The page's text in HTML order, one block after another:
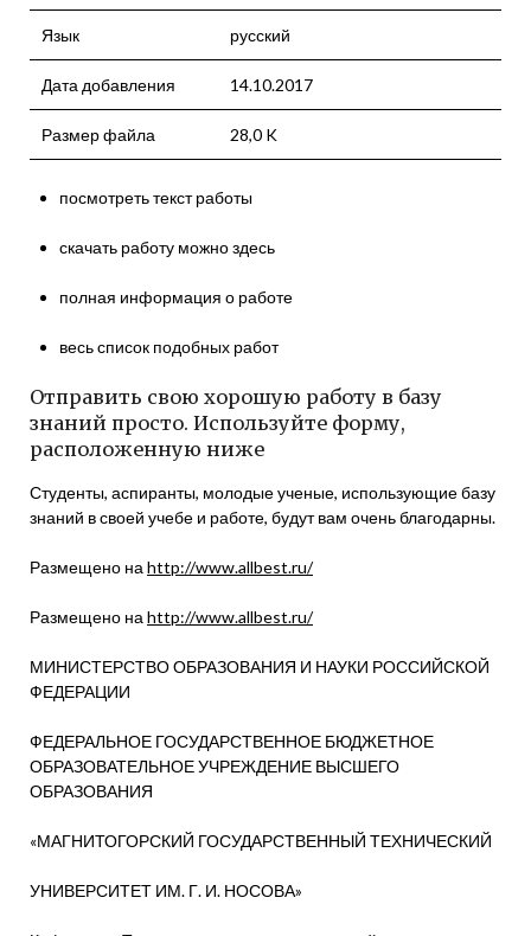
Язык русский
Дата добавления 14.10.2017
Размер файла 28,0 K
посмотреть текст работы
скачать работу можно здесь
полная информация о работе
весь список подобных работ
Отправить свою хорошую работу в базу
знаний просто. Используйте форму,
расположенную ниже
Студенты, аспиранты, молодые ученые, использующие базу
знаний в своей учебе и работе, будут вам очень благодарны.
Размещено на http://www.allbest.ru/
Размещено на http://www.allbest.ru/
МИНИСТЕРСТВО ОБРАЗОВАНИЯ И НАУКИ РОССИЙСКОЙ
ФЕДЕРАЦИИ
ФЕДЕРАЛЬНОЕ ГОСУДАРСТВЕННОЕ БЮДЖЕТНОЕ
ОБРАЗОВАТЕЛЬНОЕ УЧРЕЖДЕНИЕ ВЫСШЕГО
ОБРАЗОВАНИЯ
«МАГНИТОГОРСКИЙ ГОСУДАРСТВЕННЫЙ ТЕХНИЧЕСКИЙ
УНИВЕРСИТЕТ ИМ. Г. И. НОСОВА»